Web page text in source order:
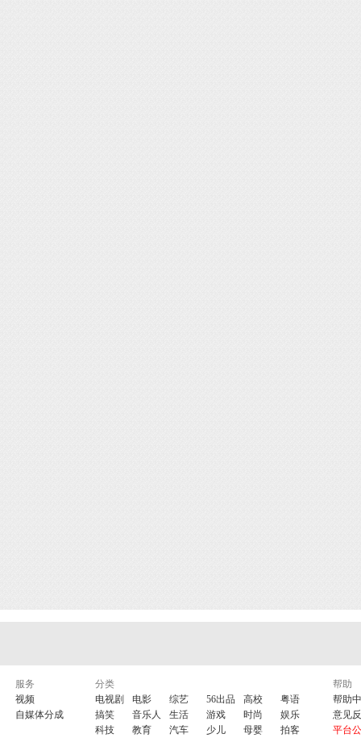
服务
视频
自媒体分成
分类
电视剧
电影 综艺 56出品 高校
粤语
搞笑
音乐人 生活 游戏 时尚
娱乐
科技
教育 汽车 少儿 母婴 拍客
帮助
帮助
意见
平台